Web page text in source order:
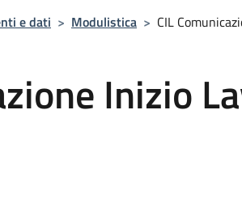
e dati > Modulistica > CIL
Inizio